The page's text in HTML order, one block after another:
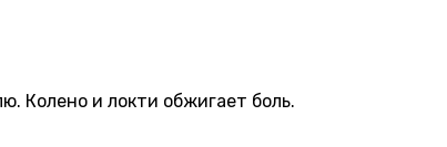
Колено и локти обжигает боль.